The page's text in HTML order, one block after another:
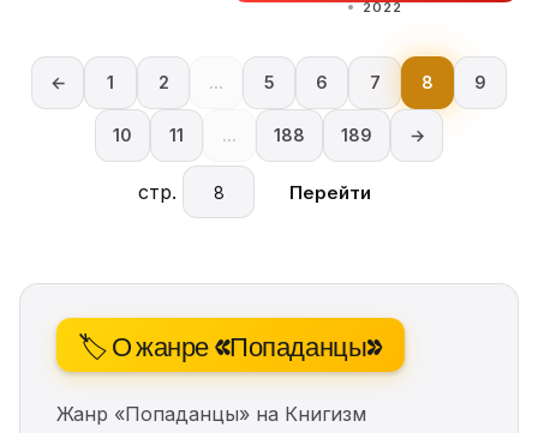
2022
← 1 2 ... 5 6 7 8 9
10 11 ... 188 189 →
стр. Перейти
🏷️ О жанре «Попаданцы»
Жанр «Попаданцы» на Книгизм